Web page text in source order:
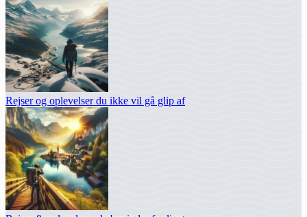
Rejser og oplevelser du ikke vil gå glip af